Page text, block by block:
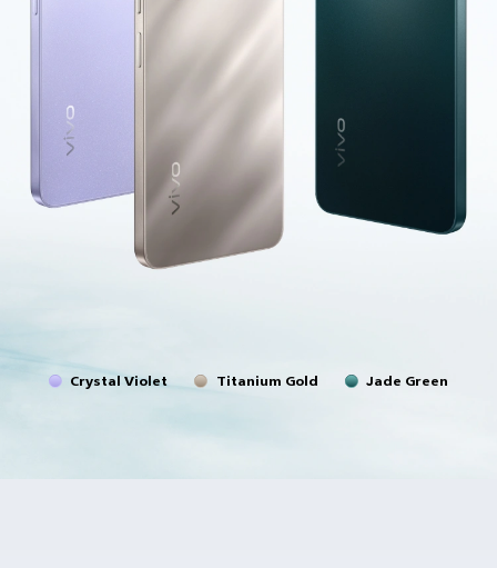
Crystal Violet Titanium Gold Jade Green